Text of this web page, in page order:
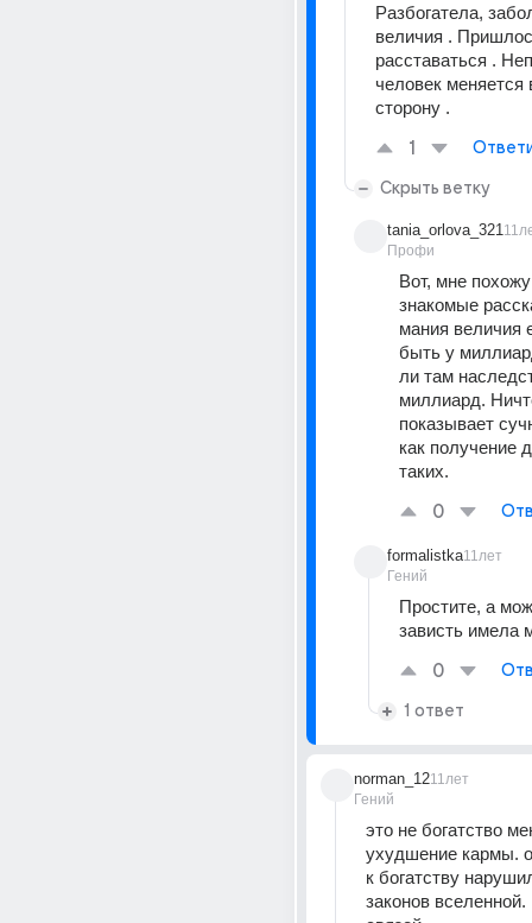
Разбогатела,
величия .
расставаться .
человек меняется
сторону .
1
Скрыть ветку
tania_orlova_321
Профи
Вот, мне
знакомые
мания величия
быть у
ли там
миллиард.
показывает
как получение
таких.
0
formalistka
Гений
11лет
Простите, а
зависть имела
0
1 ответ
norman_12
Гений
11лет
это не богатство
ухудшение кармы.
к богатству
законов